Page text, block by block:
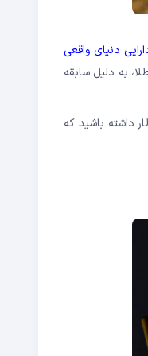
دنیای واقعی
به دلیل سابقه
داشته باشید که